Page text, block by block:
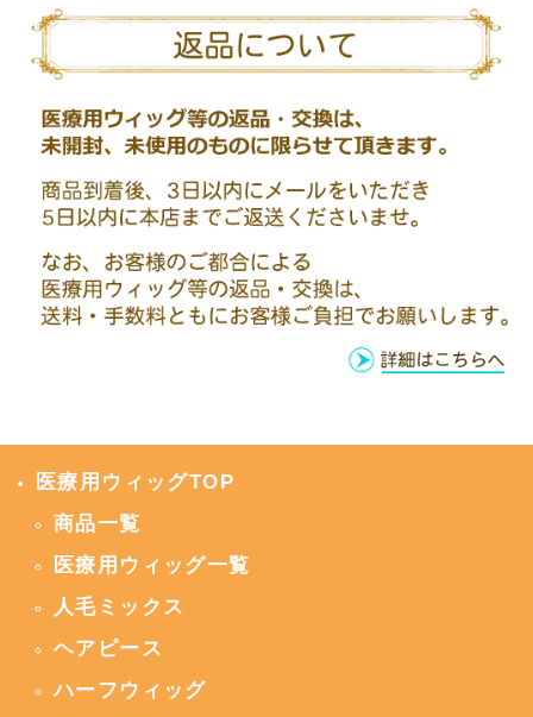
医療用ウィッグTOP
商品一覧
医療用ウィッグ一覧
人毛ミックス
ヘアピース
ハーフウィッグ